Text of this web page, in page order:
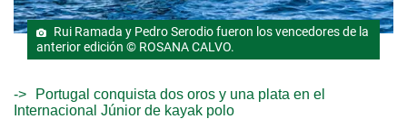
Rui Ramada y Pedro Serodio fueron los vencedores de la
anterior edición © ROSANA CALVO.
Portugal conquista dos oros y una plata en el
Internacional Júnior de kayak polo